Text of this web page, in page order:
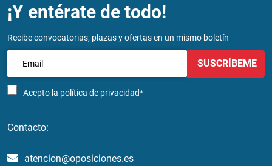
¡Y entérate de todo!
Recibe convocatorias, plazas y ofertas en un mismo boletín
Acepto la política de privacidad*
SUSCRÍBEME
Contacto:
atencion@oposiciones.es